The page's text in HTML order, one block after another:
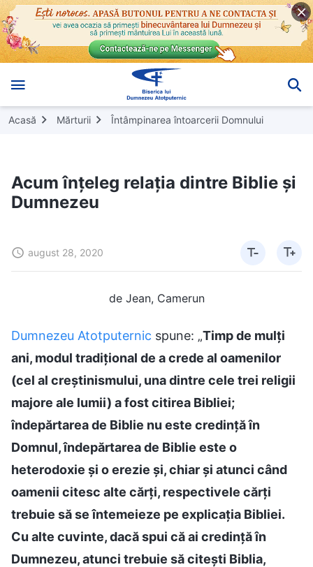
Acasă Mărturii Întâmpinarea întoarcerii Domnului
Acum înțeleg relația dintre Biblie și
Dumnezeu
august 28, 2020
de Jean, Camerun
Dumnezeu Atotputernic spune: „Timp de mulți
ani, modul tradițional de a crede al oamenilor
(cel al creștinismului, una dintre cele trei religii
majore ale lumii) a fost citirea Bibliei;
îndepărtarea de Biblie nu este credință în
Domnul, îndepărtarea de Biblie este o
heterodoxie și o erezie și, chiar şi atunci când
oamenii citesc alte cărți, respectivele cărți
trebuie să se întemeieze pe explicația Bibliei.
Cu alte cuvinte, dacă spui că ai credință în
Dumnezeu, atunci trebuie să citești Biblia,